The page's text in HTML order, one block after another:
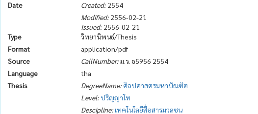
Date
Created: 2554
Modified: 2556-02-21
Issued: 2556-02-21
Type
วิทยานิพนธ์/Thesis
Format
application/pdf
Source
CallNumber:ม.ร. ธ5956 2554
Language
tha
Thesis
DegreeName: ศิลปศาสตรมหาบัณฑิต
Level:ปริญญาโท
Descipline:เทคโนโลยีสื่อสารมวลชน